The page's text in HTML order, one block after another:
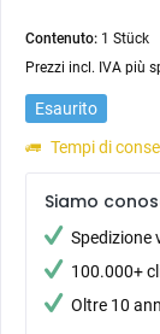
Contenuto: 1 Stück
Prezzi incl. IVA più
Esaurito
Tempi di
Siamo
Spedizione
100.000+
Oltre 10